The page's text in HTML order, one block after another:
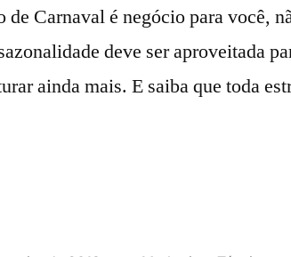
de Carnaval é negócio para você,
deve ser aproveitada
ainda mais. E saiba que toda